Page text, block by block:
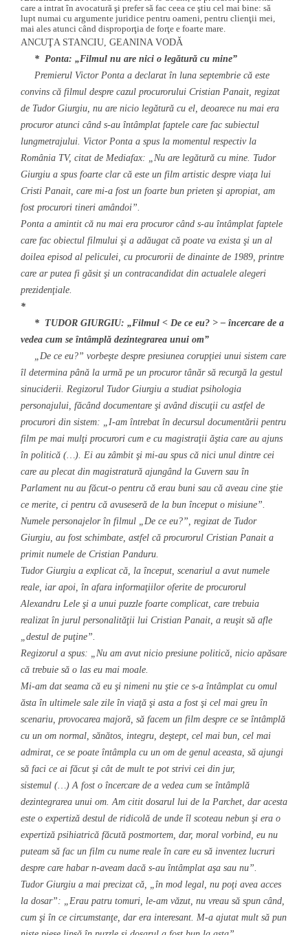
care a intrat în avocatură şi prefer să fac ceea ce ştiu cel mai bine: să
lupt numai cu argumente juridice pentru oameni, pentru clienţii mei,
mai ales atunci când disproporţia de forţe e foarte mare.
ANCUŢA STANCIU, GEANINA VODĂ
* Ponta: „Filmul nu are nici o legătură cu mine”
Premierul Victor Ponta a declarat în luna septembrie că este
convins că filmul despre cazul procurorului Cristian Panait, regizat
de Tudor Giurgiu, nu are nicio legătură cu el, deoarece nu mai era
procuror atunci când s-au întâmplat faptele care fac subiectul
lungmetrajului. Victor Ponta a spus la momentul respectiv la
România TV, citat de Mediafax: „Nu are legătură cu mine. Tudor
Giurgiu a spus foarte clar că este un film artistic despre viaţa lui
Cristi Panait, care mi-a fost un foarte bun prieten şi apropiat, am
fost procurori tineri amândoi”.
Ponta a amintit că nu mai era procuror când s-au întâmplat faptele
care fac obiectul filmului şi a adăugat că poate va exista şi un al
doilea episod al peliculei, cu procurorii de dinainte de 1989, printre
care ar putea fi găsit şi un contracandidat din actualele alegeri
prezidenţiale.
*
* TUDOR GIURGIU: „Filmul < De ce eu? > – încercare de a
vedea cum se întâmplă dezintegrarea unui om”
„De ce eu?” vorbeşte despre presiunea corupţiei unui sistem care
îl determina până la urmă pe un procuror tânăr să recurgă la gestul
sinuciderii. Regizorul Tudor Giurgiu a studiat psihologia
personajului, făcând documentare şi având discuţii cu astfel de
procurori din sistem: „I-am întrebat în decursul documentării pentru
film pe mai mulţi procurori cum e cu magistraţii ăştia care au ajuns
în politică (…). Ei au zâmbit şi mi-au spus că nici unul dintre cei
care au plecat din magistratură ajungând la Guvern sau în
Parlament nu au făcut-o pentru că erau buni sau că aveau cine ştie
ce merite, ci pentru că avuseseră de la bun început o misiune”.
Numele personajelor în filmul „De ce eu?”, regizat de Tudor
Giurgiu, au fost schimbate, astfel că procurorul Cristian Panait a
primit numele de Cristian Panduru.
Tudor Giurgiu a explicat că, la început, scenariul a avut numele
reale, iar apoi, în afara informaţiilor oferite de procurorul
Alexandru Lele şi a unui puzzle foarte complicat, care trebuia
realizat în jurul personalităţii lui Cristian Panait, a reuşit să afle
„destul de puţine”.
Regizorul a spus: „Nu am avut nicio presiune politică, nicio apăsare
că trebuie să o las eu mai moale.
Mi-am dat seama că eu şi nimeni nu ştie ce s-a întâmplat cu omul
ăsta în ultimele sale zile în viaţă şi asta a fost şi cel mai greu în
scenariu, provocarea majoră, să facem un film despre ce se întâmplă
cu un om normal, sănătos, integru, deştept, cel mai bun, cel mai
admirat, ce se poate întâmpla cu un om de genul aceasta, să ajungi
să faci ce ai făcut şi cât de mult te pot strivi cei din jur,
sistemul (…) A fost o încercare de a vedea cum se întâmplă
dezintegrarea unui om. Am citit dosarul lui de la Parchet, dar acesta
este o expertiză destul de ridicolă de unde îl scoteau nebun şi era o
expertiză psihiatrică făcută postmortem, dar, moral vorbind, eu nu
puteam să fac un film cu nume reale în care eu să inventez lucruri
despre care habar n-aveam dacă s-au întâmplat aşa sau nu”.
Tudor Giurgiu a mai precizat că, „în mod legal, nu poţi avea acces
la dosar”: „Erau patru tomuri, le-am văzut, nu vreau să spun când,
cum şi în ce circumstanţe, dar era interesant. M-a ajutat mult să pun